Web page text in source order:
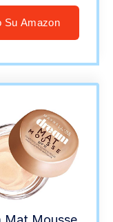
Su Amazon